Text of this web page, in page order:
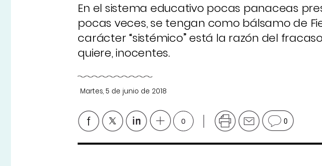
En el sistema educativo pocas panaceas
pocas veces, se tengan como bálsamo de
carácter “sistémico” está la razón del
quiere, inocentes.
Martes, 5 de junio de 2018
0 0